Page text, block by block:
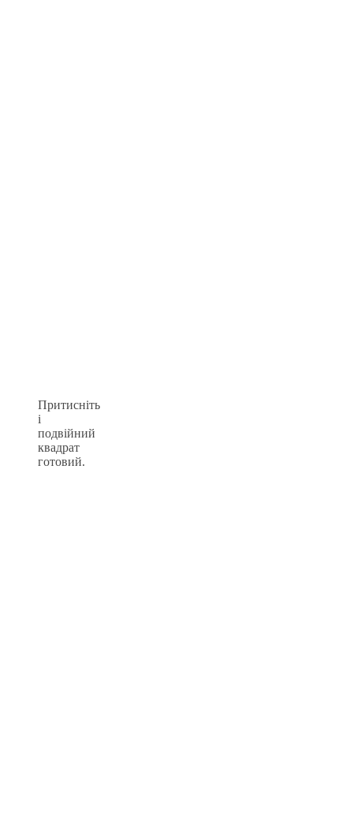
Притисніть
і
подвійний
квадрат
готовий.